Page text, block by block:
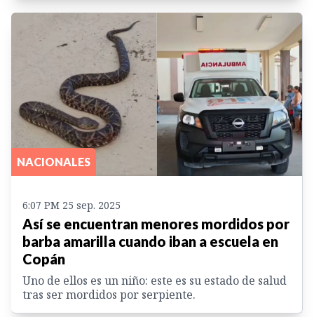
NACIONALES
6:07 PM 25 sep. 2025
Así se encuentran menores mordidos por
barba amarilla cuando iban a escuela en
Copán
Uno de ellos es un niño: este es su estado de salud
tras ser mordidos por serpiente.